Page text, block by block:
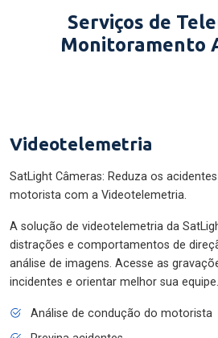
Serviços de
Monitoramento
Videotelemetria
SatLight Câmeras: Reduza os
motorista com a Videotelemetria.
A solução de videotelemetria da
distrações e comportamentos de
análise de imagens. Acesse as
incidentes e orientar melhor sua equipe.
Análise de condução do motorista